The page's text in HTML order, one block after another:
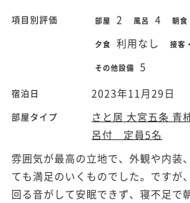
項目別評価 部屋 2 風呂 4 朝食
夕食 利用なし 接客
その他設備 5
宿泊日 2023年11月29日
部屋タイプ
さと居 大宮五条 青
呂付 定員5名
雰囲気が最高の立地で、外観や内装
ても満足のいくものでした。ですが
回る音がして安眠できず、寝不足で